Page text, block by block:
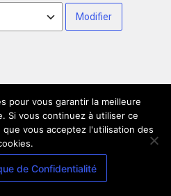
pour vous garantir la meilleure
Si vous continuez à utiliser ce
vous acceptez l'utilisation des
de Confidentialité